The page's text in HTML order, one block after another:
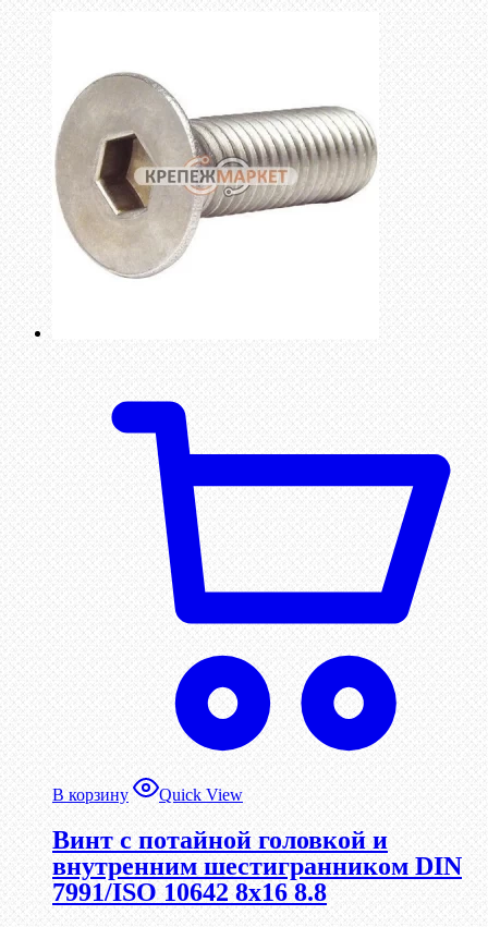
В корзину Quick View
Винт с потайной головкой и
внутренним шестигранником DIN
7991/ISO 10642 8х16 8.8